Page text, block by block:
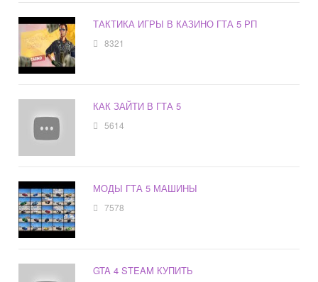
ТАКТИКА ИГРЫ В КАЗИНО ГТА 5 РП
8321
КАК ЗАЙТИ В ГТА 5
5614
МОДЫ ГТА 5 МАШИНЫ
7578
GTA 4 STEAM КУПИТЬ